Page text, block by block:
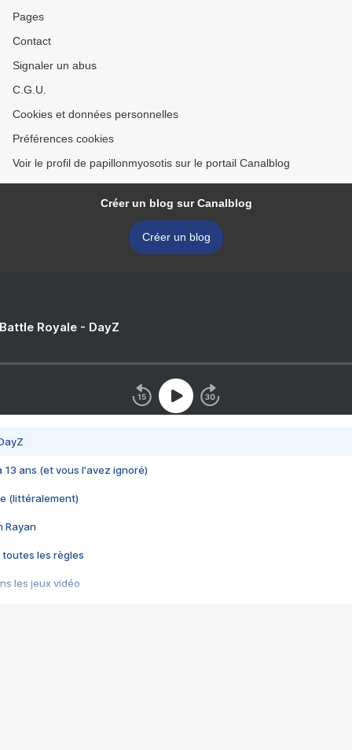
Pages
Contact
Signaler un abus
C.G.U.
Cookies et données personnelles
Préférences cookies
Voir le profil de papillonmyosotis sur le portail Canalblog
Créer un blog sur Canalblog
Créer un blog
Royale - DayZ
13 ans (et vous l'avez ignoré)
(littéralement)
Rayan
toutes les règles
les jeux vidéo